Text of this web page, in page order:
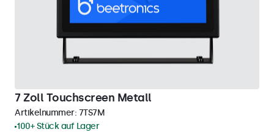
7 Zoll Touchscreen Metall
Artikelnummer: 7TS7M
100+ Stück auf Lager